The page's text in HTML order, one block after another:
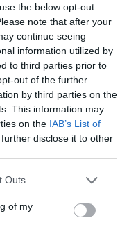
the below opt-out
note that after your
continue seeing
information utilized by
to third parties prior to
out of the further
by third parties on the
This information may
on the IAB’s List of
disclose it to other
Outs
of my